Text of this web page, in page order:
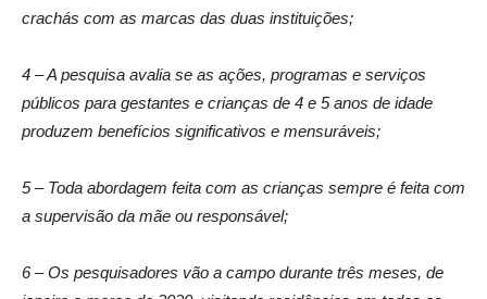
crachás com as marcas das duas instituições;
4 – A pesquisa avalia se as ações, programas e serviços
públicos para gestantes e crianças de 4 e 5 anos de idade
produzem benefícios significativos e mensuráveis;
5 – Toda abordagem feita com as crianças sempre é feita com
a supervisão da mãe ou responsável;
6 – Os pesquisadores vão a campo durante três meses, de